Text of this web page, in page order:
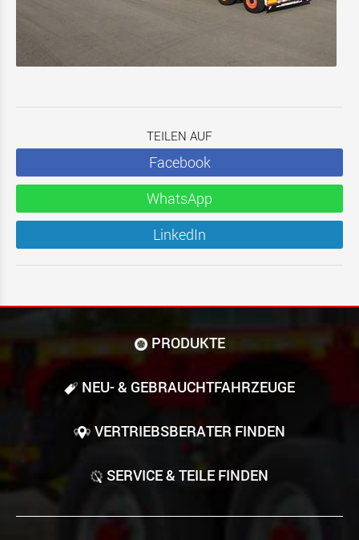
TEILEN AUF
Facebook
WhatsApp
LinkedIn
PRODUKTE
NEU- & GEBRAUCHT­FAHRZEUGE
VERTRIEBSBERATER FINDEN
SERVICE & TEILE FINDEN